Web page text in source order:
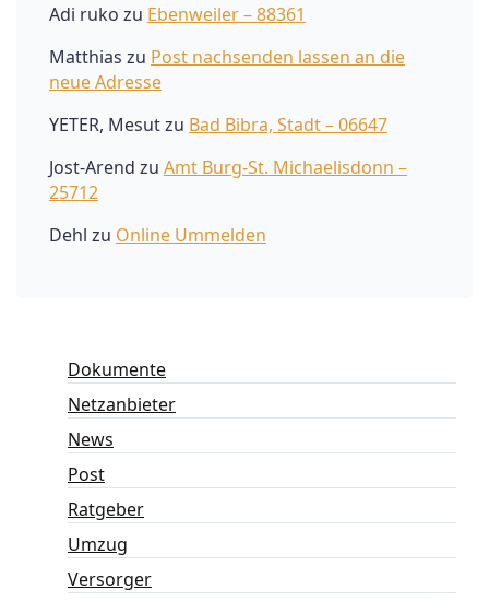
Adi ruko zu Ebenweiler – 88361
Matthias zu Post nachsenden lassen an die
neue Adresse
YETER, Mesutzu Bad Bibra, Stadt – 06647
Jost-Arend zu Amt Burg-St. Michaelisdonn –
25712
Dehl zu Online Ummelden
Dokumente
Netzanbieter
News
Post
Ratgeber
Umzug
Versorger